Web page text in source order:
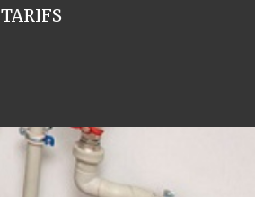
TARIFS